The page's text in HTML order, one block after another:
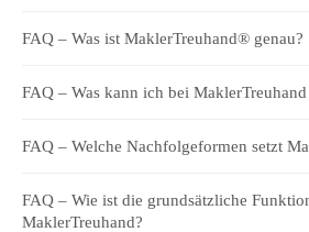
FAQ – Was ist MaklerTreuhand® genau?
FAQ – Was kann ich bei
FAQ – Welche Nachfolgeformen setzt
FAQ – Wie ist die grundsätzliche
MaklerTreuhand?